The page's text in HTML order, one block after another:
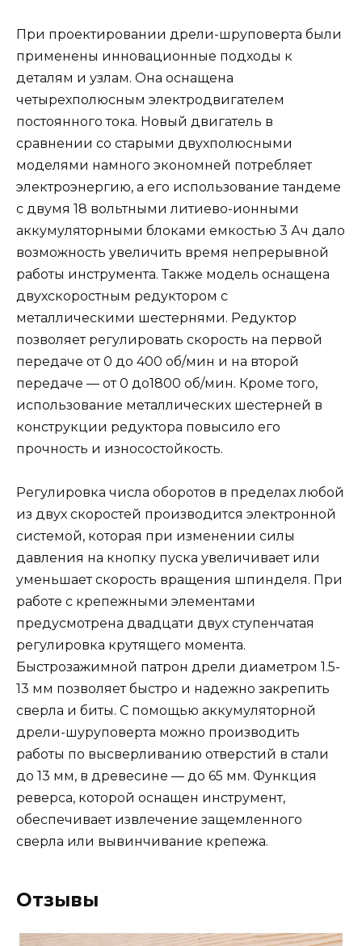
При проектировании дрели-шруповерта были
применены инновационные подходы к
деталям и узлам. Она оснащена
четырехполюсным электродвигателем
постоянного тока. Новый двигатель в
сравнении со старыми двухполюсными
моделями намного экономней потребляет
электроэнергию, а его использование тандеме
с двумя 18 вольтными литиево-ионными
аккумуляторными блоками емкостью 3 Ач дало
возможность увеличить время непрерывной
работы инструмента. Также модель оснащена
двухскоростным редуктором с
металлическими шестернями. Редуктор
позволяет регулировать скорость на первой
передаче от 0 до 400 об/мин и на второй
передаче — от 0 до1800 об/мин. Кроме того,
использование металлических шестерней в
конструкции редуктора повысило его
прочность и износостойкость.
Регулировка числа оборотов в пределах любой
из двух скоростей производится электронной
системой, которая при изменении силы
давления на кнопку пуска увеличивает или
уменьшает скорость вращения шпинделя. При
работе с крепежными элементами
предусмотрена двадцати двух ступенчатая
регулировка крутящего момента.
Быстрозажимной патрон дрели диаметром 1.5-
13 мм позволяет быстро и надежно закрепить
сверла и биты. С помощью аккумуляторной
дрели-шуруповерта можно производить
работы по высверливанию отверстий в стали
до 13 мм, в древесине — до 65 мм. Функция
реверса, которой оснащен инструмент,
обеспечивает извлечение защемленного
сверла или вывинчивание крепежа.
Отзывы